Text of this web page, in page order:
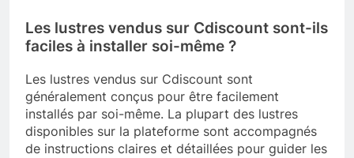
Les lustres vendus sur Cdiscount sont-ils
faciles à installer soi-même ?
Les lustres vendus sur Cdiscount sont
généralement conçus pour être facilement
installés par soi-même. La plupart des lustres
disponibles sur la plateforme sont accompagnés
de instructions claires et détaillées pour guider les